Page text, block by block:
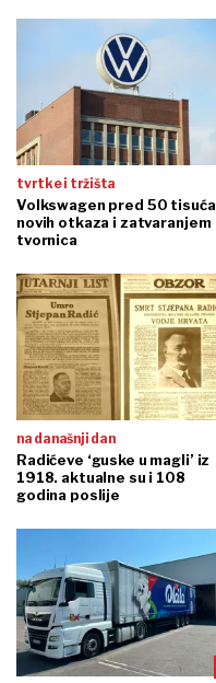
tvrtke i tržišta
Volkswagen pred 50 tisuća
novih otkaza i zatvaranjem
tvornica
na današnji dan
Radićeve ‘guske u magli’ iz
1918. aktualne su i 108
godina poslije